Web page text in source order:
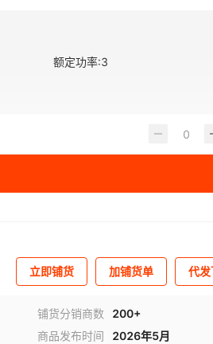
额定功率:3
立即铺货 加铺货单 代
铺货分销商数
200+
商品发布时间 2026年5月